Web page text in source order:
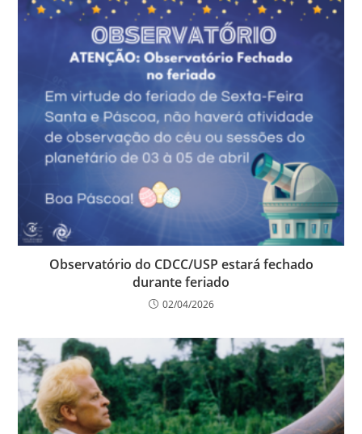
Observatório do CDCC/USP estará fechado
durante feriado
02/04/2026